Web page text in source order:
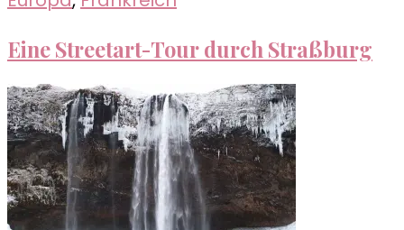
Eine Streetart-Tour durch Straßburg